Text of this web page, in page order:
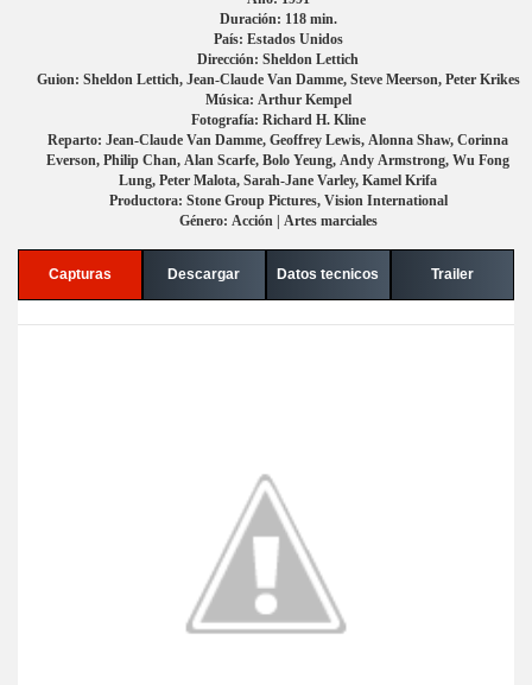
Duración: 118 min.
País: Estados Unidos
Dirección: Sheldon Lettich
Guion: Sheldon Lettich, Jean-Claude Van Damme, Steve Meerson, Peter Krikes
Música: Arthur Kempel
Fotografía: Richard H. Kline
Reparto: Jean-Claude Van Damme, Geoffrey Lewis, Alonna Shaw, Corinna
Everson, Philip Chan, Alan Scarfe, Bolo Yeung, Andy Armstrong, Wu Fong
Lung, Peter Malota, Sarah-Jane Varley, Kamel Krifa
Productora: Stone Group Pictures, Vision International
Género: Acción | Artes marciales
Capturas Descargar Datos tecnicos Trailer